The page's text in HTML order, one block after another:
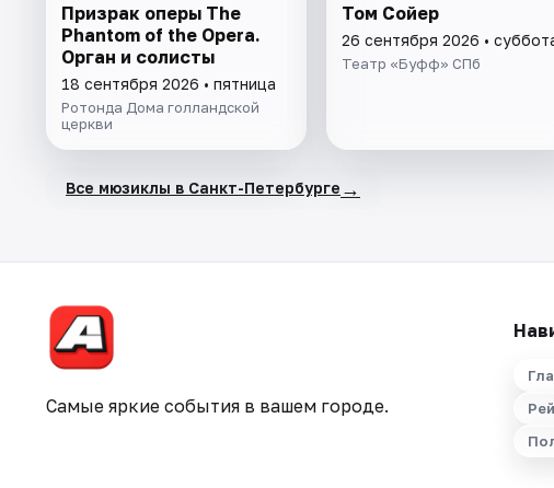
Призрак оперы The
Phantom of the Opera.
Орган и солисты
18 сентября 2026 • пятница
Ротонда Дома голландской
церкви
Том Сойер
26 сентября 2026 •
Театр «Буфф» СПб
Все мюзиклы в Санкт-Петербурге →
Самые яркие события в вашем городе.